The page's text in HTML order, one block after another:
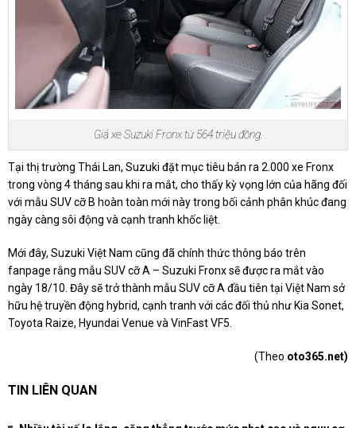
Giá xe Suzuki Fronx từ 564 triệu đồng.
Tại thị trường Thái Lan, Suzuki đặt mục tiêu bán ra 2.000 xe Fronx
trong vòng 4 tháng sau khi ra mắt, cho thấy kỳ vọng lớn của hãng đối
với mẫu SUV cỡ B hoàn toàn mới này trong bối cảnh phân khúc đang
ngày càng sôi động và cạnh tranh khốc liệt.
Mới đây, Suzuki Việt Nam cũng đã chính thức thông báo trên
fanpage rằng mẫu SUV cỡ A – Suzuki Fronx sẽ được ra mắt vào
ngày 18/10. Đây sẽ trở thành mẫu SUV cỡ A đầu tiên tại Việt Nam sở
hữu hệ truyền động hybrid, cạnh tranh với các đối thủ như Kia Sonet,
Toyota Raize, Hyundai Venue và VinFast VF5.
(Theo oto365.net)
TIN LIÊN QUAN